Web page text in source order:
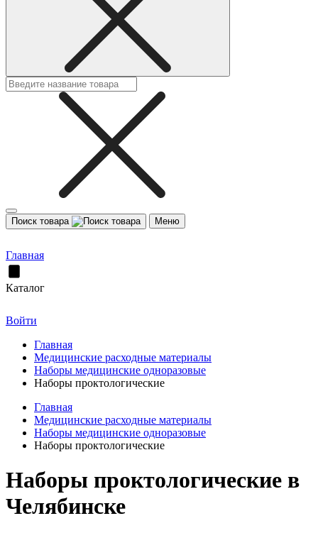
Поиск товара Меню
Главная
Каталог
Войти
Главная
Медицинские расходные материалы
Наборы медицинские одноразовые
Наборы проктологические
Главная
Медицинские расходные материалы
Наборы медицинские одноразовые
Наборы проктологические
Наборы проктологические в
Челябинске